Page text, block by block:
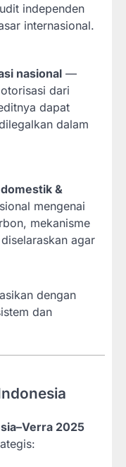
independen
internasional.
nasional —
dari
dapat
dalam
&
mengenai
mekanisme
agar
dengan
dan
2025